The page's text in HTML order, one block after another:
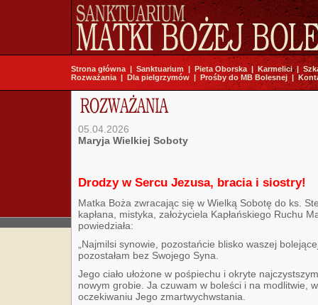
Strona główna | Sanktuarium|Pieta Oborska|Karmelici|
Rozważania | Dla pielgrzymów | Prośby do MB Bolesnej|
05.04.2026
Maryja Wielkiej Soboty
Drodzy w Sercu Jezusa, bracia i siostry!
Matka Boża zwracając się w Wielką Sobotę do ks.
kapłana, mistyka, założyciela Kapłańskiego Ruchu
powiedziała:
„Najmilsi synowie, pozostańcie blisko waszej
pozostałam bez Swojego Syna.
Jego ciało ułożone w pośpiechu i okryte
nowym grobie. Ja czuwam w boleści i na modlitwie,
oczekiwaniu Jego zmartwychwstania.